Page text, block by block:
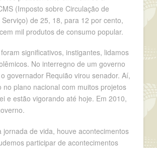
(Imposto sobre Circulação de
de 25, 18, para 12 por cento,
mil produtos de consumo popular.
significativos, instigantes, lidamos
No interregno de um governo
governador Requião virou senador. Aí,
no plano nacional com muitos projetos
e estão vigorando até hoje. Em 2010,
jornada de vida, houve acontecimentos
participar de acontecimentos